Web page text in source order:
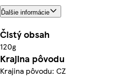
Ďalšie informácie
Čistý obsah
120g
Krajina pôvodu
Krajina pôvodu: CZ